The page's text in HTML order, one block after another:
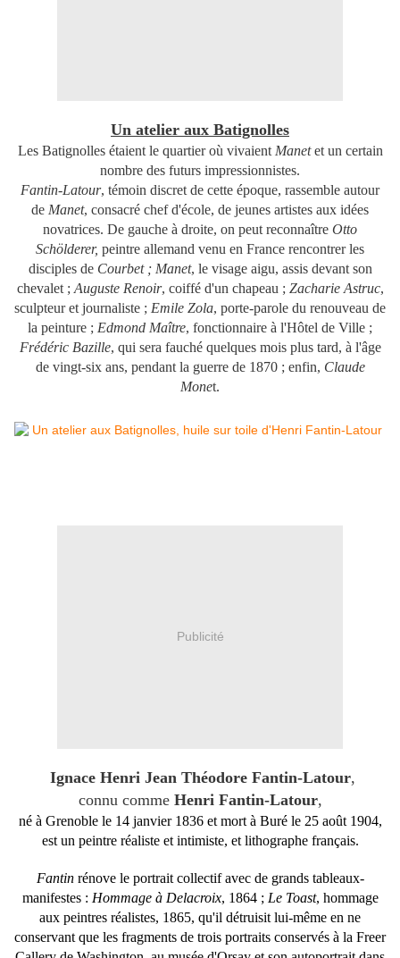
Un atelier aux Batignolles
Les Batignolles étaient le quartier où vivaient Manetet un certain
nombre des futurs impressionnistes.
Fantin-Latour, témoin discret de cette époque, rassemble autour
de Manet, consacré chef d'école, de jeunes artistes aux idées
novatrices. De gauche à droite, on peut reconnaître Otto
Schölderer, peintre allemand venu en France rencontrer les
disciples deCourbet ; Manet, le visage aigu, assis devant son
chevalet ; Auguste Renoir, coiffé d'un chapeau ; Zacharie Astruc,
sculpteur et journaliste ; Emile Zola, porte-parole du renouveau de
la peinture ; Edmond Maître, fonctionnaire à l'Hôtel de Ville ;
Frédéric Bazille, qui sera fauché quelques mois plus tard, à l'âge
de vingt-six ans, pendant la guerre de 1870 ; enfin, Claude
Monet.
Publicité
Ignace Henri Jean Théodore Fantin-Latour,
connu comme Henri Fantin-Latour,
né à Grenoble le 14 janvier 1836et mort à Buré le 25 août 1904,
est un peintre réaliste et intimiste, et lithographe français.
Fantin rénove le portrait collectif avec de grands tableaux-
manifestes : Hommage à Delacroix, 1864 ; Le Toast, hommage
aux peintres réalistes, 1865, qu'il détruisit lui-même en ne
conservant que les fragments de trois portraits conservés à la Freer